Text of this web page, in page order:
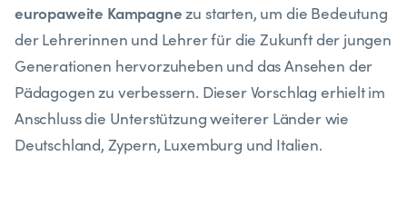
europaweite Kampagnezu starten, um die Bedeutung
der Lehrerinnen und Lehrer für die Zukunft der jungen
Generationen hervorzuheben und das Ansehen der
Pädagogen zu verbessern. Dieser Vorschlag erhielt im
Anschluss die Unterstützung weiterer Länder wie
Deutschland, Zypern, Luxemburg und Italien.